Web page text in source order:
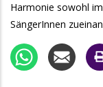
Harmonie sowohl
SängerInnen